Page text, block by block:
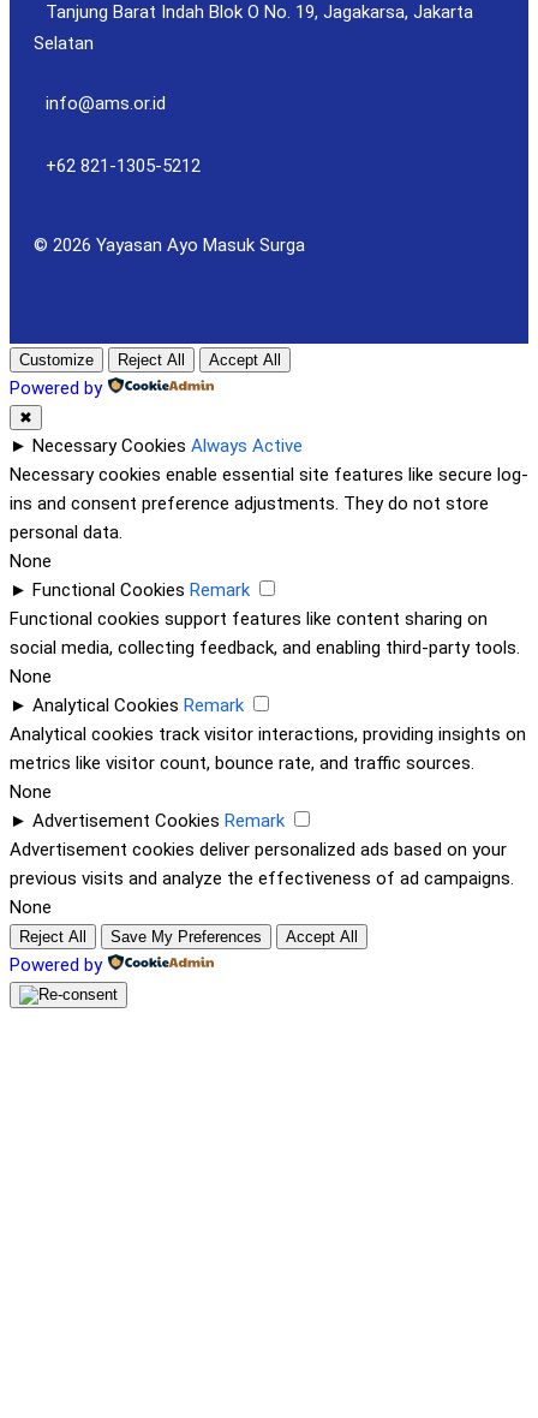
Tanjung Barat Indah Blok O No. 19, Jagakarsa, Jakarta
Selatan
info@ams.or.id
+62 821-1305-5212
© 2026 Yayasan Ayo Masuk Surga
Customize Reject All Accept All
Powered by
✖
► Necessary Cookies Always Active
Necessary cookies enable essential site features like secure log-
ins and consent preference adjustments. They do not store
personal data.
None
► Functional Cookies Remark
Functional cookies support features like content sharing on
social media, collecting feedback, and enabling third-party tools.
None
► Analytical Cookies Remark
Analytical cookies track visitor interactions, providing insights on
metrics like visitor count, bounce rate, and traffic sources.
None
► Advertisement Cookies Remark
Advertisement cookies deliver personalized ads based on your
previous visits and analyze the effectiveness of ad campaigns.
None
Reject All Save My Preferences Accept All
Powered by